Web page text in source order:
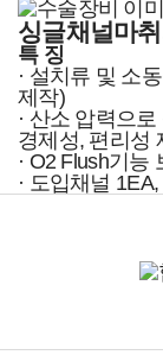
싱글채널마
특 징
· 설치류 및 소
제작)
· 산소 압력으
경제성, 편리성
· O2 Flush기능
· 도입채널